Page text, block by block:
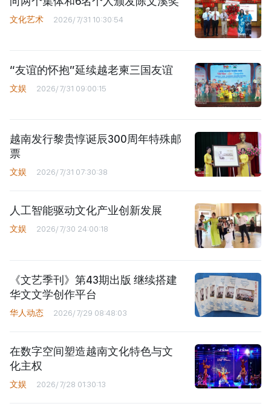
文化艺术 2026/7/31 10:30:54
“友谊的怀抱”延续越老柬三国友谊
文娱 2026/7/31 09:00:15
越南发行黎贵惇诞辰300周年特殊邮
票
文娱 2026/7/31 07:30:38
人工智能驱动文化产业创新发展
文娱 2026/7/30 24:00:18
《文艺季刊》第43期出版 继续搭建
华文文学创作平台
华人动态 2026/7/29 08:48:03
在数字空间塑造越南文化特色与文
化主权
文娱 2026/7/28 01:30:13